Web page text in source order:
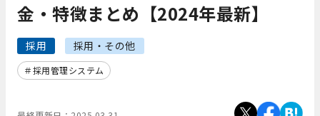
金・特徴まとめ【2024年最新】
採用 採用・その他
採用管理システム